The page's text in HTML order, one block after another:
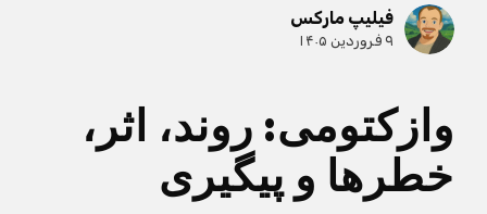
فیلیپ مارکس
۹ فروردین ۱۴۰۵
وازکتومی: روند، اثر،
خطرها و پیگیری